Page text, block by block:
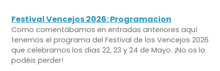
Festival Vencejos 2026: Programacion
Como comentábamos en entradas anteriores aquí
tenemos el programa del Festival de los Vencejos 2026
que celebramos los días 22, 23 y 24 de Mayo. ¡No os lo
podéis perder!